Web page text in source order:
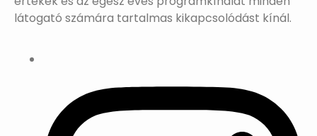
látogató számára tartalmas kikapcsolódást kínál.